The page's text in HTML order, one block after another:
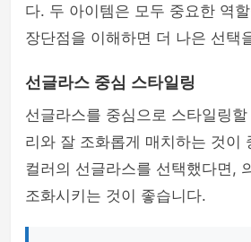
다. 두 아이템은 모두 중요한 역
장단점을 이해하면 더 나은 선택
선글라스 중심 스타일링
선글라스를 중심으로 스타일링
리와 잘 조화롭게 매치하는 것이
컬러의 선글라스를 선택했다면,
조화시키는 것이 좋습니다.